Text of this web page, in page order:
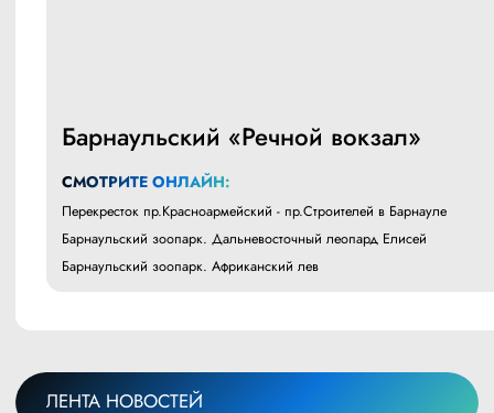
Барнаульский «Речной вокзал»
СМОТРИТЕ ОНЛАЙН:
Перекресток пр.Красноармейский - пр.Строителей в Барнауле
Барнаульский зоопарк. Дальневосточный леопард Елисей
Барнаульский зоопарк. Африканский лев
ЛЕНТА НОВОСТЕЙ